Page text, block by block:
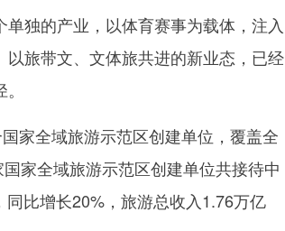
独的产业，以体育赛事为载体，注入
旅带文、文体旅共进的新业态，已经
全域旅游示范区创建单位，覆盖全
家全域旅游示范区创建单位共接待中
比增长20%，旅游总收入1.76万亿